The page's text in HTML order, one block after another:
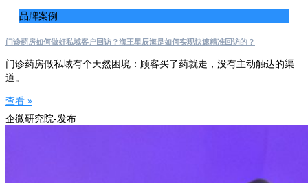
品牌案例
门诊药房如何做好私域客户回访？海王星辰海是如何实现快速精准回访的？
门诊药房做私域有个天然困境：顾客买了药就走，没有主动触达的渠
道。
查看 »
企微研究院-发布